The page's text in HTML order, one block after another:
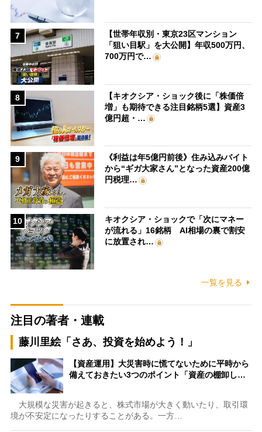
7
【世帯年収別・東京23区マンション
「狙い目駅」を大公開】年収500万円、
700万円で…
8
【キオクシア・ショック後に「株価倍
増」も期待できる注目銘柄5選】資産3
億円超・…
9
《利益は年5億円前後》住み込みバイト
から“ギガ大家さん”となった資産200億
円税理…
10
キオクシア・ショックで「次にマネー
が流れる」16銘柄 AI相場の裏で割安
に放置され…
一覧を見る
注目の著者・連載
藤川里絵「さあ、投資を始めよう！」
【資産運用】大災害時に慌てないために平時から
備えておきたい3つのポイント「資産の棚卸し…
大規模な災害が起きると、株式市場が大きく動いたり、取引環
境が不安定になったりすることがある。一方…